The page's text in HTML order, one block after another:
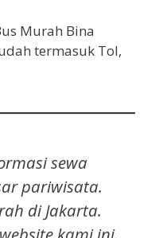
Murah Bina
termasuk Tol,
sewa
pariwisata.
di Jakarta.